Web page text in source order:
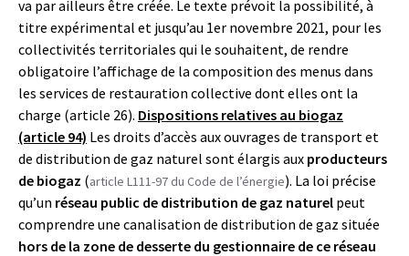
va par ailleurs être créée. Le texte prévoit la possibilité, à
titre expérimental et jusqu’au 1er novembre 2021, pour les
collectivités territoriales qui le souhaitent, de rendre
obligatoire l’affichage de la composition des menus dans
les services de restauration collective dont elles ont la
charge (article 26). Dispositions relatives au biogaz
(article 94) Les droits d’accès aux ouvrages de transport et
de distribution de gaz naturel sont élargis aux producteurs
de biogaz (article L111-97 du Code de l’énergie). La loi précise
qu’un réseau public de distribution de gaz naturel peut
comprendre une canalisation de distribution de gaz située
hors de la zone de desserte du gestionnaire de ce réseau